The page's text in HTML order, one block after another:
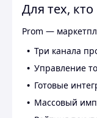
Для тех,
Prom —
Три канала
Управление
Готовые
Массовый